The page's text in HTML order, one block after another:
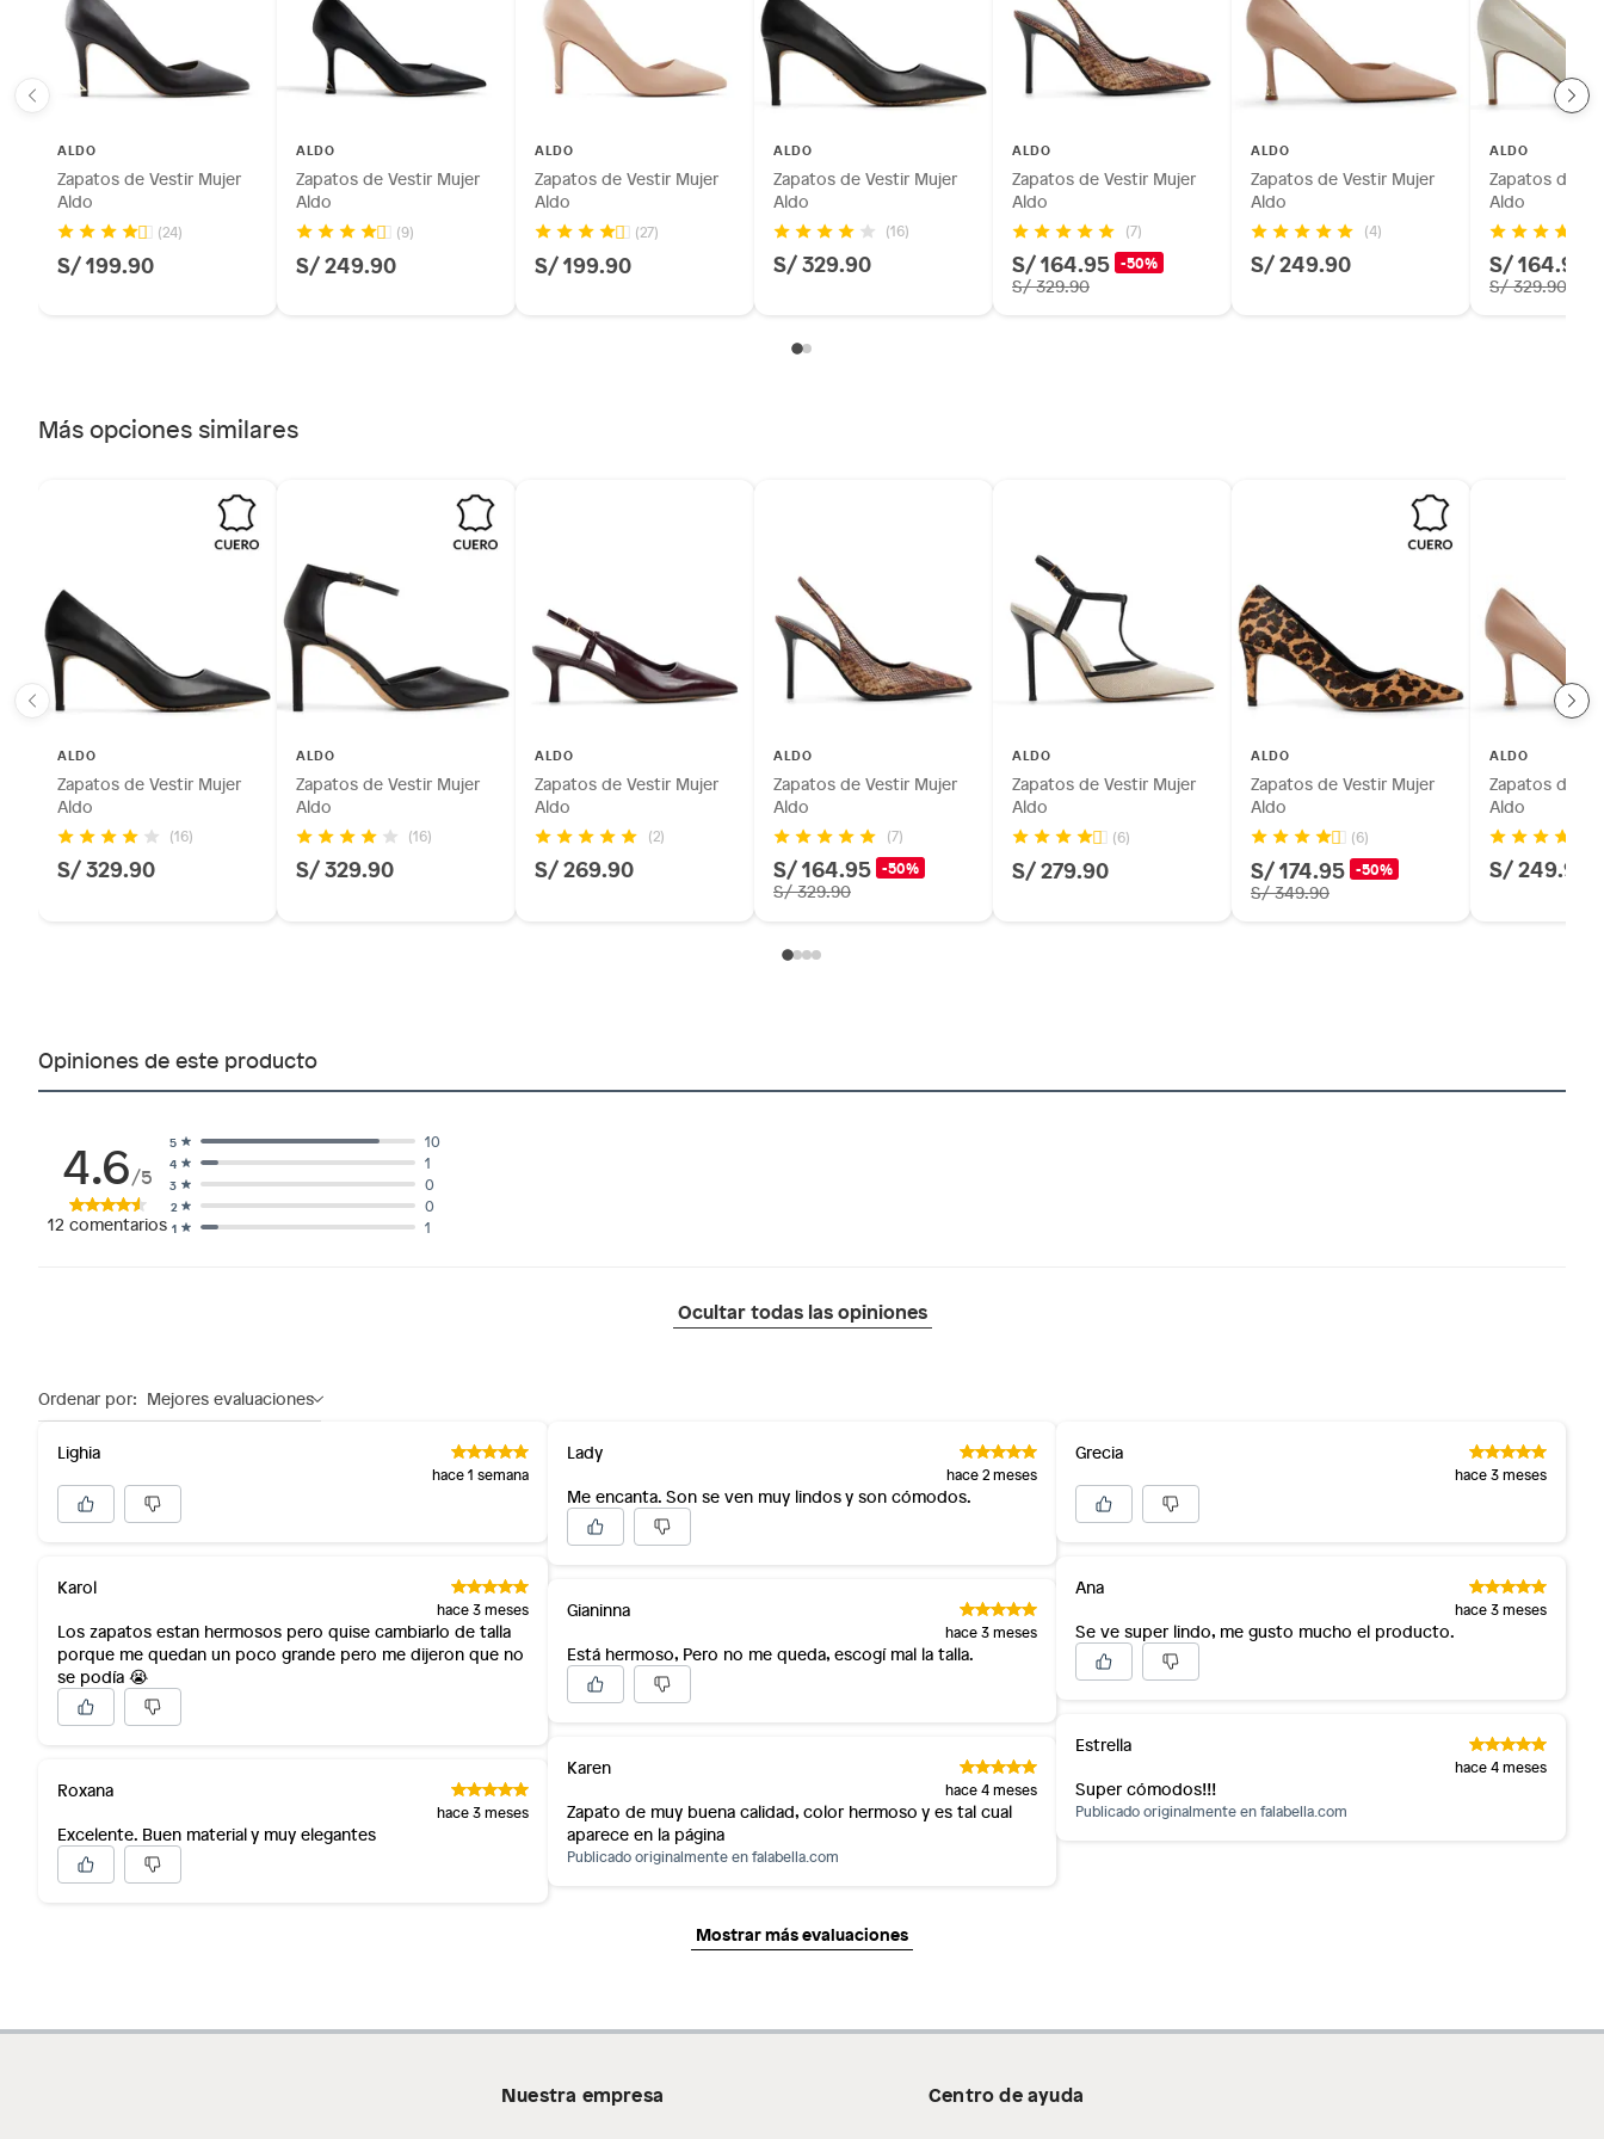
sellos.
Alimentos, bebidas, fórmulas y leches para bebés.
Productos hechos a medida.
Pinturas de color a pedido.
Baterías de auto.
Motocicletas y bicicletas motorizadas.
Licores y cigarros electrónicos.
ALDO
Zapatos de Vestir Mujer
Aldo
(24)
S/ 199.90
ALDO
Zapatos de Vestir Mujer
Aldo
(9)
S/ 249.90
ALDO
Zapatos de Vestir Mujer
Aldo
(27)
S/ 199.90
ALDO
Zapatos de Vestir Mujer
Aldo
(16)
S/ 329.90
ALDO
Zapatos de Vestir Mujer
Aldo
(7)
S/ 164.95 -50%
S/ 329.90
ALDO
Zapatos de Vestir Mujer
Aldo
(4)
S/ 249.90
ALDO
Zapatos de
Aldo
S/ 164.95
S/ 329.90
Más opciones similares
ALDO
Zapatos de Vestir Mujer
Aldo
(16)
S/ 329.90
ALDO
Zapatos de Vestir Mujer
Aldo
(16)
S/ 329.90
ALDO
Zapatos de Vestir Mujer
Aldo
(2)
S/ 269.90
ALDO
Zapatos de Vestir Mujer
Aldo
(7)
S/ 164.95 -50%
S/ 329.90
ALDO
Zapatos de Vestir Mujer
Aldo
(6)
S/ 279.90
ALDO
Zapatos de Vestir Mujer
Aldo
(6)
S/ 174.95 -50%
S/ 349.90
ALDO
Zapatos de
Aldo
S/ 249.90
Opiniones de este producto
4.6/5
12 comentarios 1 1
2 0
3 0
4 1
5 10
Ocultar todas las opiniones
Ordenar por: Mejores evaluaciones
Lighia
hace 1 semana
Karol
hace 3 meses
Los zapatos estan hermosos pero quise cambiarlo de talla
porque me quedan un poco grande pero me dijeron que no
se podía 😭
Roxana
hace 3 meses
Excelente. Buen material y muy elegantes
Lady
hace 2 meses
Me encanta. Son se ven muy lindos y son cómodos.
Gianinna
hace 3 meses
Está hermoso, Pero no me queda, escogí mal la talla.
Karen
hace 4 meses
Zapato de muy buena calidad, color hermoso y es tal cual
aparece en la página
Publicado originalmente enfalabella.com
Grecia
hace 3 meses
Ana
hace 3 meses
Se ve super lindo, me gusto mucho el producto.
Estrella
hace 4 meses
Super cómodos!!!
Publicado originalmente enfalabella.com
Mostrar más evaluaciones
Nuestra empresa Centro de ayuda